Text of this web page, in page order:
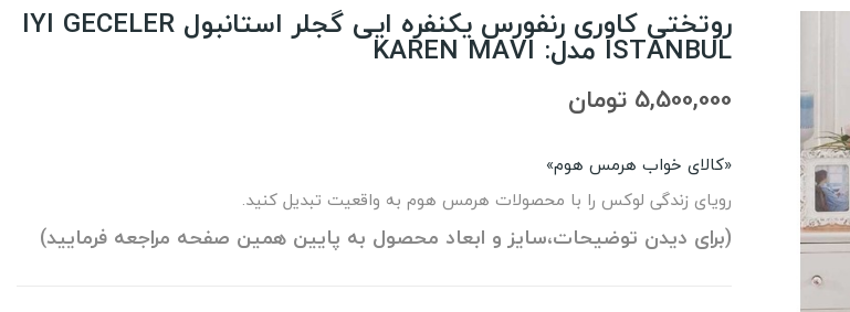
روتختی کاوری رنفورس یکنفره ایی گجلر استانبول IYI GECELER
ISTANBUL مدل: KAREN MAVI
5,500,000 تومان
«کالای خواب هرمس هوم»
رویای زندگی لوکس را با محصولات هرمس هوم به واقعیت تبدیل کنید.
(برای دیدن توضیحات،سایز و ابعاد محصول به پایین همین صفحه مراجعه فرمایید)